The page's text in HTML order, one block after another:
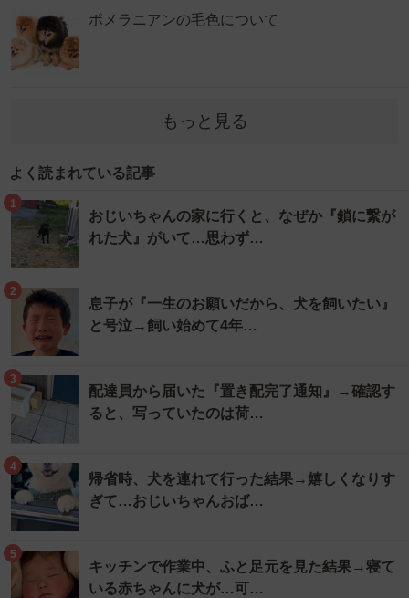
ポメラニアンの毛色について
もっと見る
よく読まれている記事
1
おじいちゃんの家に行くと、なぜか『鎖に繋が
れた犬』がいて…思わず…
2
息子が『一生のお願いだから、犬を飼いたい』
と号泣→飼い始めて4年…
3
配達員から届いた『置き配完了通知』→確認す
ると、写っていたのは荷…
4
帰省時、犬を連れて行った結果→嬉しくなりす
ぎて…おじいちゃんおば…
5
キッチンで作業中、ふと足元を見た結果→寝て
いる赤ちゃんに犬が…可…